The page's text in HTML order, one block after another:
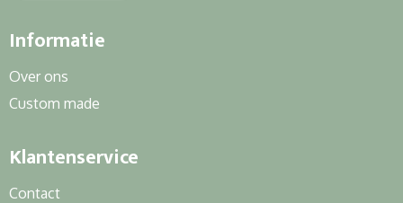
Informatie
Over ons
Custom made
Klantenservice
Contact